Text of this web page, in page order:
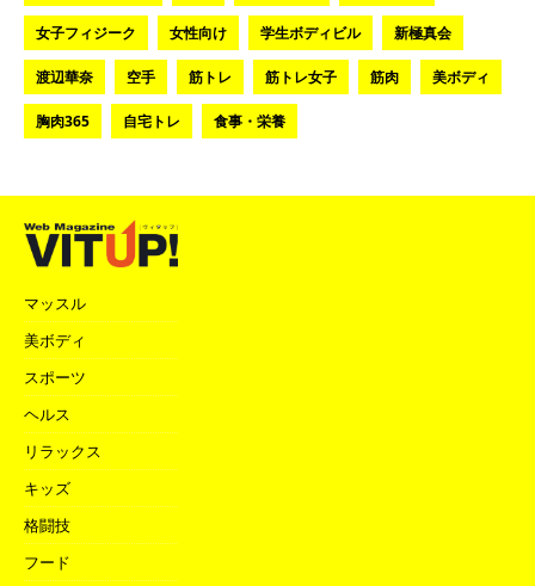
女子フィジーク 女性向け 学生ボディビル 新極真会
渡辺華奈 空手 筋トレ 筋トレ女子 筋肉 美ボディ
胸肉365 自宅トレ 食事・栄養
マッスル
美ボディ
スポーツ
ヘルス
リラックス
キッズ
格闘技
フード